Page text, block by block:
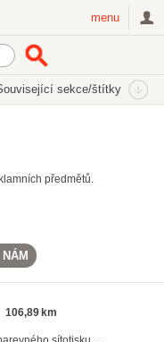
menu
sekce/štítky
předmětů.
106,89 km